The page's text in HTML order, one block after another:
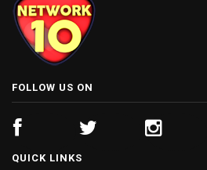
FOLLOW US ON
QUICK LINKS